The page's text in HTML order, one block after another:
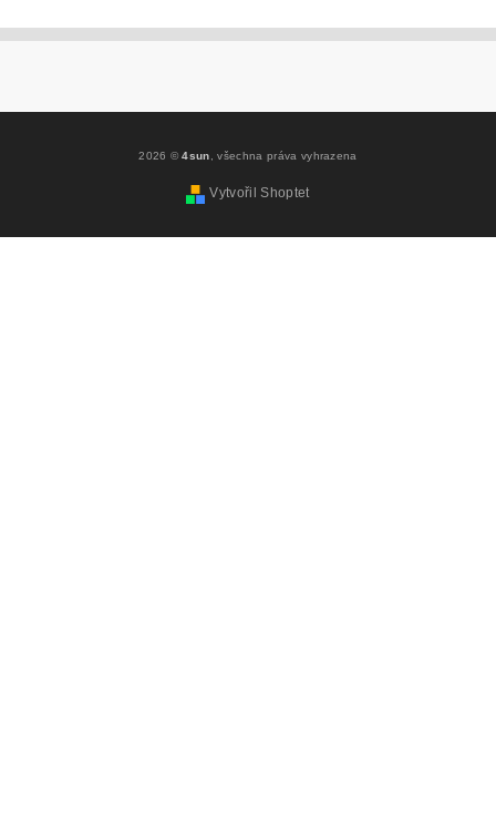
2026 ©4sun, všechna práva vyhrazena
Vytvořil Shoptet